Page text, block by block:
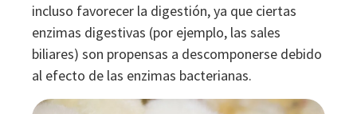
incluso favorecer la digestión, ya que ciertas
enzimas digestivas (por ejemplo, las sales
biliares) son propensas a descomponerse debido
al efecto de las enzimas bacterianas.